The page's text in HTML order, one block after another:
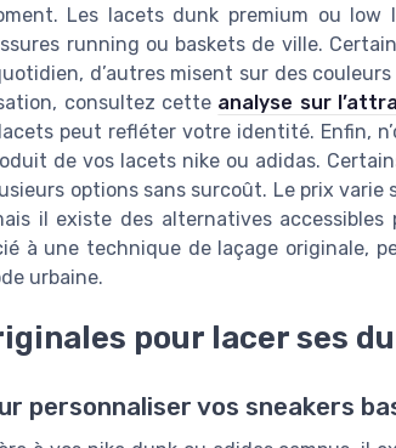
Les lacets dunk premium ou
running ou baskets de ville.
d’autres misent sur des
consultez cette analyse sur
peut refléter votre identité. Enfin,
de vos lacets nike ou adidas.
options sans surcoût. Le prix
il existe des alternatives
à une technique de laçage originale,
urbaine.
pour lacer ses
personnaliser vos sneakers